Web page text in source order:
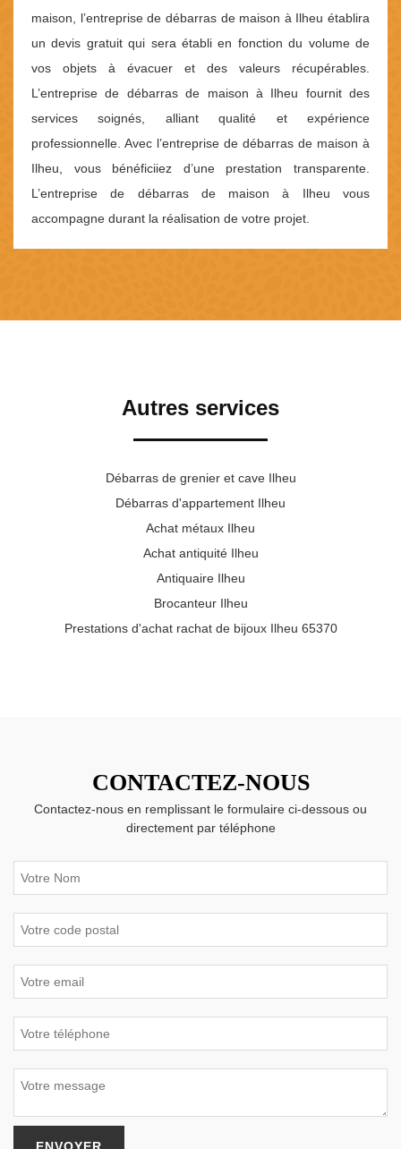
maison, l’entreprise de débarras de maison à Ilheu établira
un devis gratuit qui sera établi en fonction du volume de
vos objets à évacuer et des valeurs récupérables.
L’entreprise de débarras de maison à Ilheu fournit des
services soignés, alliant qualité et expérience
professionnelle. Avec l’entreprise de débarras de maison à
Ilheu, vous bénéficiiez d’une prestation transparente.
L’entreprise de débarras de maison à Ilheu vous
accompagne durant la réalisation de votre projet.
Autres services
Débarras de grenier et cave Ilheu
Débarras d'appartement Ilheu
Achat métaux Ilheu
Achat antiquité Ilheu
Antiquaire Ilheu
Brocanteur Ilheu
Prestations d'achat rachat de bijoux Ilheu 65370
CONTACTEZ-NOUS
Contactez-nous en remplissant le formulaire ci-dessous ou
directement par téléphone